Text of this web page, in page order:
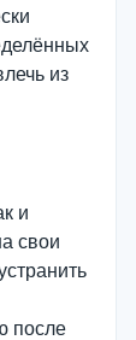
из
и
свои
после